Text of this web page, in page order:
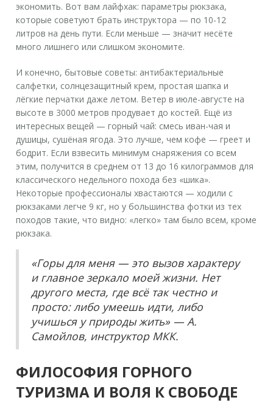
экономить. Вот вам лайфхак: параметры рюкзака,
которые советуют брать инструктора — по 10-12
литров на день пути. Если меньше — значит несёте
много лишнего или слишком экономите.
И конечно, бытовые советы: антибактериальные
салфетки, солнцезащитный крем, простая шапка и
лёгкие перчатки даже летом. Ветер в июле-августе на
высоте в 3000 метров продувает до костей. Ещё из
интересных вещей — горный чай: смесь иван-чая и
душицы, сушёная ягода. Это лучше, чем кофе — греет и
бодрит. Если взвесить минимум снаряжения со всем
этим, получится в среднем от 13 до 16 килограммов для
классического недельного похода без «шика».
Некоторые профессионалы хвастаются — ходили с
рюкзаками легче 9 кг, но у большинства фотки из тех
походов такие, что видно: «легко» там было всем, кроме
рюкзака.
«Горы для меня — это вызов характеру
и главное зеркало моей жизни. Нет
другого места, где всё так честно и
просто: либо умеешь идти, либо
учишься у природы жить» — А.
Самойлов, инструктор МКК.
ФИЛОСОФИЯ ГОРНОГО
ТУРИЗМА И ВОЛЯ К СВОБОДЕ